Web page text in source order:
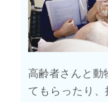
高齢者さんと動
てもらったり